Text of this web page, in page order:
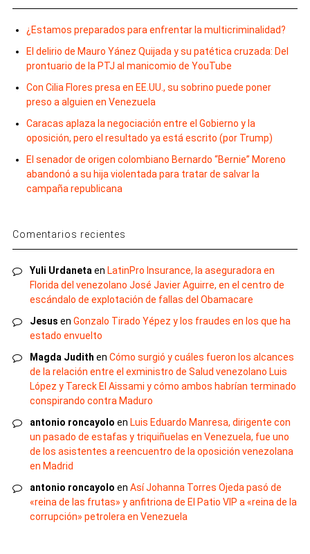
¿Estamos preparados para enfrentar la multicriminalidad?
El delirio de Mauro Yánez Quijada y su patética cruzada: Del
prontuario de la PTJ al manicomio de YouTube
Con Cilia Flores presa en EE.UU., su sobrino puede poner
preso a alguien en Venezuela
Caracas aplaza la negociación entre el Gobierno y la
oposición, pero el resultado ya está escrito (por Trump)
El senador de origen colombiano Bernardo “Bernie” Moreno
abandonó a su hija violentada para tratar de salvar la
campaña republicana
Comentarios recientes
Yuli Urdaneta en LatinPro Insurance, la aseguradora en
Florida del venezolano José Javier Aguirre, en el centro de
escándalo de explotación de fallas del Obamacare
Jesus en Gonzalo Tirado Yépez y los fraudes en los que ha
estado envuelto
Magda Judith en Cómo surgió y cuáles fueron los alcances
de la relación entre el exministro de Salud venezolano Luis
López y Tareck El Aissami y cómo ambos habrían terminado
conspirando contra Maduro
antonio roncayolo en Luis Eduardo Manresa, dirigente con
un pasado de estafas y triquiñuelas en Venezuela, fue uno
de los asistentes a reencuentro de la oposición venezolana
en Madrid
antonio roncayolo en Así Johanna Torres Ojeda pasó de
«reina de las frutas» y anfitriona de El Patio VIP a «reina de la
corrupción» petrolera en Venezuela